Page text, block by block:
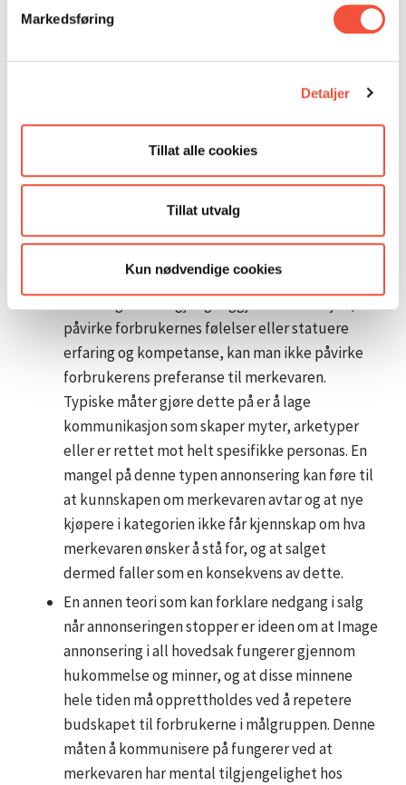
Markedsføring
Detaljer
Tillat alle cookies
Tillat utvalg
Kun nødvendige cookies
umiddelbart fall i omsetning.
Hvordan kan dette skje? Det er to
hovedteorier som kan forklare
nedgang i salget.
De merkevarer som bruker kommunikasjon til å
forberede og påvirke forbrukerens tro, tanker
i salget når annonsering stopper. Ved at man
påvirke forbrukernes følelser eller statuere
erfaring og kompetanse, kan man ikke påvirke
forbrukerens preferanse til merkevaren.
Typiske måter gjøre dette på er å lage
kommunikasjon som skaper myter, arketyper
eller er rettet mot helt spesifikke personas. En
mangel på denne typen annonsering kan føre til
at kunnskapen om merkevaren avtar og at nye
kjøpere i kategorien ikke får kjennskap om hva
merkevaren ønsker å stå for, og at salget
dermed faller som en konsekvens av dette.
En annen teori som kan forklare nedgang i salg
når annonseringen stopper er ideen om at Image
annonsering i all hovedsak fungerer gjennom
hukommelse og minner, og at disse minnene
hele tiden må opprettholdes ved å repetere
budskapet til forbrukerne i målgruppen. Denne
måten å kommunisere på fungerer ved at
merkevaren har mental tilgjengelighet hos